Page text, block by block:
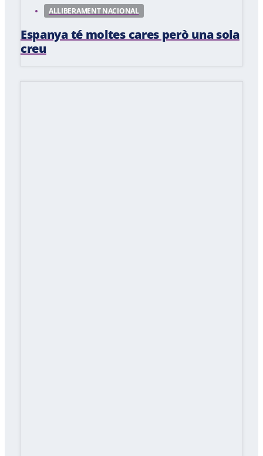
ALLIBERAMENT NACIONAL
Espanya té moltes cares però una sola
creu